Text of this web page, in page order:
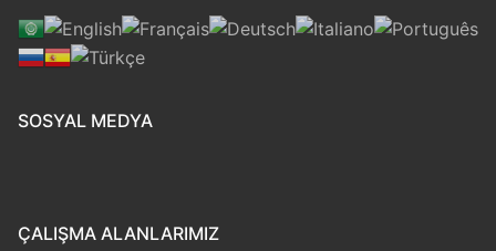
SOSYAL MEDYA
ÇALIŞMA ALANLARIMIZ